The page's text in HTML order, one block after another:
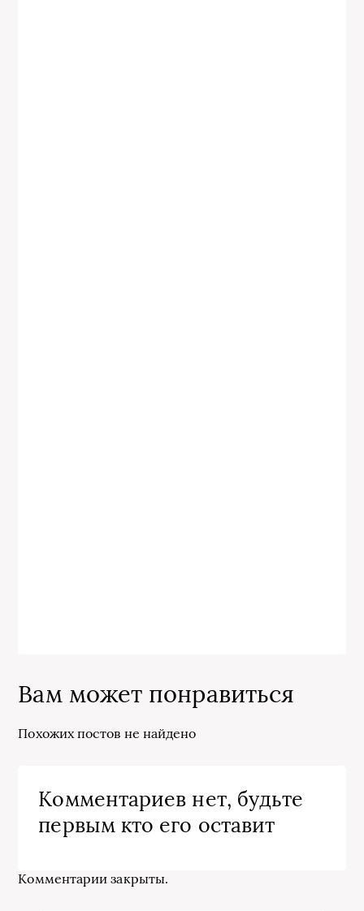
Вам может понравиться
Похожих постов не найдено
Комментариев нет, будьте
первым кто его оставит
Комментарии закрыты.